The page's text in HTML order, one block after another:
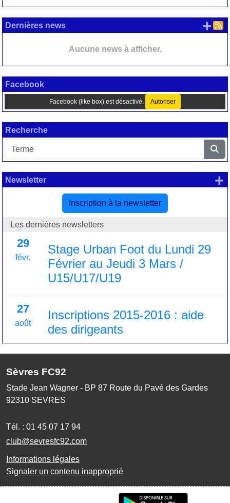
Dernières news
Aucune news à afficher.
+
Facebook
Facebook (like box) est désactivé. Autoriser
Recherche
Newsletter
Inscription à la newsletter
Les dernières newsletters
29
févr.
Stage Urban Foot du Lundi 29
Février au Jeudi 3 Mars /
U15/U17/U19
27
août
Inscriptions 2015-2016 : aide
des dirigeants
+
Sèvres FC92
Stade Jean Wagner - BP 87 Route du Pavé des Gardes
92310 SEVRES
Tél. : 01 45 07 17 94
club@sevresfc92.com
Informations légales
Signaler un contenu inapproprié